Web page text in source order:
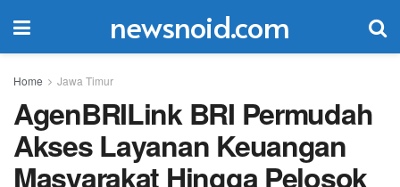
newsnoid.com
Home Jawa Timur
AgenBRILink BRI Permudah
Akses Layanan Keuangan
Masyarakat Hingga Pelosok